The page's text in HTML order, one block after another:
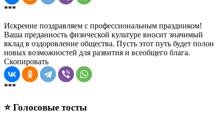
***
Искренне поздравляем с профессиональным праздником!
Ваша преданность физической культуре вносит значимый
вклад в оздоровление общества. Пусть этот путь будет полон
новых возможностей для развития и всеобщего блага.
Скопировать
***
⭐ Голосовые тосты